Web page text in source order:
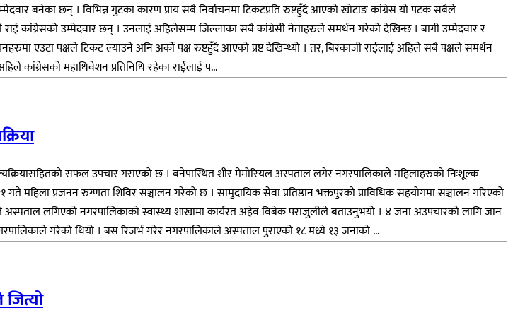
बनेका छन् । विभिन्न गुटका कारण प्राय सबै निर्वाचनमा टिकटप्रति रुष्टहुँदै आएको खोटाङ कांग्रेस यो पटक सबैले
कांग्रेसको उम्मेदवार छन् । उनलाई अहिलेसम्म जिल्लाका सबै कांग्रेसी नेताहरुले समर्थन गरेको देखिन्छ । बागी उम्मेदवार र
एउटा पक्षले टिकट ल्याउने अनि अर्को पक्ष रुष्टहुँदै आएको प्रष्ट देखिन्थ्यो । तर, बिरकाजी राईलाई अहिले सबै पक्षले समर्थन
कांग्रेसको महाधिवेशन प्रतिनिधि रहेका राईलाई प...
सफल उपचार गराएको छ । बनेपास्थित शीर मेमोरियल अस्पताल लगेर नगरपालिकाले महिलाहरुको निःशूल्क
महिला प्रजनन रुग्णता शिविर सञ्चालन गरेको छ । सामुदायिक सेवा प्रतिष्ठान भक्तपुरको प्राविधिक सहयोगमा सञ्चालन गरिएको
लगिएको नगरपालिकाको स्वास्थ्य शाखामा कार्यरत अहेव विबेक पराजुलीले बताउनुभयो । ४ जना अउपचारको लागि जान
गरेको थियो । बस रिजर्भ गरेर नगरपालिकाले अस्पताल पुराएको १८ मध्ये १३ जनाको ...